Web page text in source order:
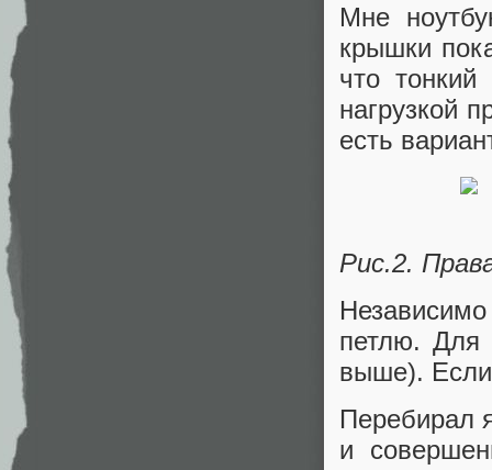
Мне
крышки
что
нагрузкой
есть
Рис.2.
петлю. Для
выше). Если
Перебирал
и